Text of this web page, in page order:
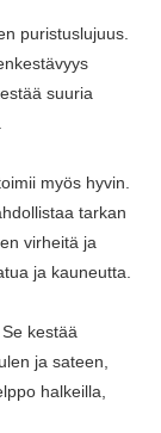
puristuslujuus.
suuria
myös hyvin.
tarkan
virheitä ja
ja kauneutta.
kestää
ja sateen,
halkeilla,